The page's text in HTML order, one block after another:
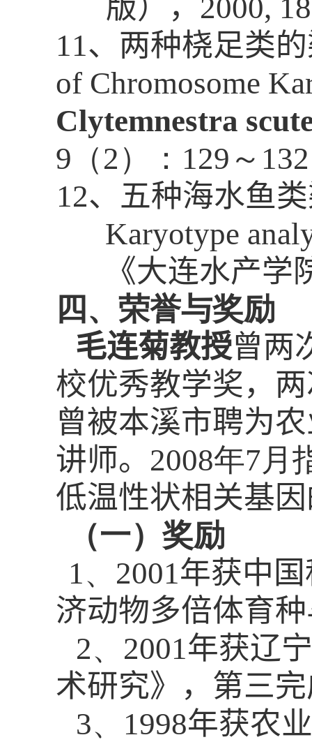
版）， 2000,
11、两种桡足类
of Chromosome
Clytemnestra
9 （2 ）： 129 ～ 132
12、 五种海水鱼
Karyotype
《大连水产学
四、荣誉与奖励
毛连菊教授曾两
校优秀教学奖，
曾被本溪市聘为
讲师。 2008年7月
低温性状相关基
（一）奖励
1、 2001年获中
济动物多倍体育
2、 2001年获辽
术研究》，第三
3、 1998年获农